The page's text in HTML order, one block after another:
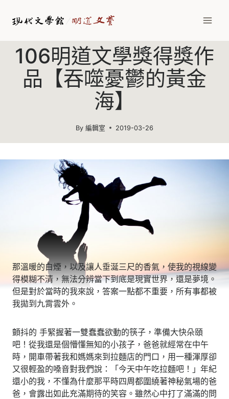
106明道文學獎得獎作
品【吞噬憂鬱的黃金
海】
By 編輯室 2019-03-26
那溫暖的白煙，以及讓人垂涎三尺的香氣，使我的視線變
得模糊不清，無法分辨當下到底是現實世界，還是夢境。
但是對於當時的我來說，答案一點都不重要，所有事都被
我拋到九霄雲外。
顫抖的 手緊握著一雙蠢蠢欲動的筷子，準備大快朵頤
吧！從我還是個懵懂無知的小孩子，爸爸就經常在中午
時，開車帶著我和媽媽來到拉麵店的門口，用一種渾厚卻
又很輕盈的嗓音對我們說：「今天中午吃拉麵吧！」年紀
還小的我，不懂為什麼那平時四周都圍繞著神秘氣場的爸
爸，會露出如此充滿期待的笑容。雖然心中打了滿滿的問